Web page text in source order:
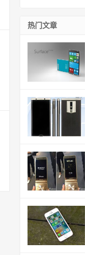
热门文章